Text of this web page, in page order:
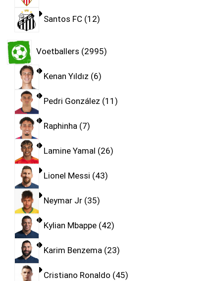
Santos FC 12
Voetballers 2995
Kenan Yıldız 6
Pedri González 11
Raphinha 7
Lamine Yamal 26
Lionel Messi 43
Neymar Jr 35
Kylian Mbappe 42
Karim Benzema 23
Cristiano Ronaldo 45